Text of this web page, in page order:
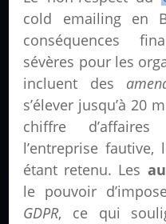
cold emailing en
conséquences
sévères pour les
incluent des
s’élever jusqu’à 20
chiffre
l’entreprise
étant retenu. Les
le pouvoir
GDPR, ce qui